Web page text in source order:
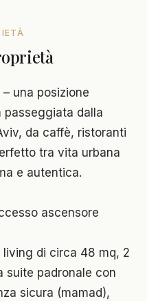
– una posizione
passeggiata dalla
da caffè, ristoranti
tra vita urbana
e autentica.
ascensore
living di circa 48 mq, 2
suite padronale con
sicura (mamad),